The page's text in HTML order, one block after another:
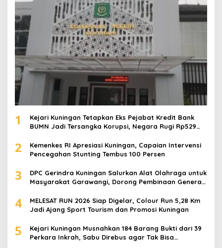
1
Kejari Kuningan Tetapkan Eks Pejabat Kredit Bank
BUMN Jadi Tersangka Korupsi, Negara Rugi Rp529
2
Kemenkes RI Apresiasi Kuningan, Capaian Intervensi
Pencegahan Stunting Tembus 100 Persen
3
DPC Gerindra Kuningan Salurkan Alat Olahraga untuk
Masyarakat Garawangi, Dorong Pembinaan Generasi
4
MELESAT RUN 2026 Siap Digelar, Colour Run 5,28 Km
Jadi Ajang Sport Tourism dan Promosi Kuningan
5
Kejari Kuningan Musnahkan 184 Barang Bukti dari 39
Perkara Inkrah, Sabu Direbus agar Tak Bisa